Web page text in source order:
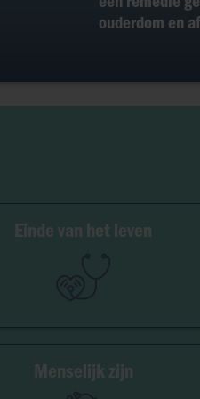
ouderdom en
Einde van het leven
Palliatieve zorg
Menselijk zijn
Ziekte & handicap
Geslacht & seksualiteit